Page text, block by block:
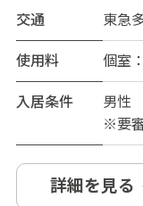
交通
東急
使用料
個室
入居条件
男性
※要
詳細を見る